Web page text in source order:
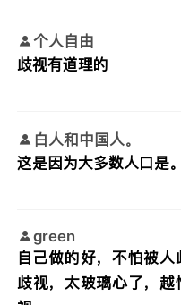
个人自由
歧视有道理的
白人和中国人。
这是因为大多数人口是。
green
自己做的好，不怕被
歧视，太玻璃心了，